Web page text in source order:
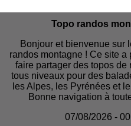
Topo randos
Bonjour et bienvenue sur
randos montagne ! Ce site a
faire partager des topos de
tous niveaux pour des
les Alpes, les Pyrénées et
Bonne navigation à
07/08/2026 -